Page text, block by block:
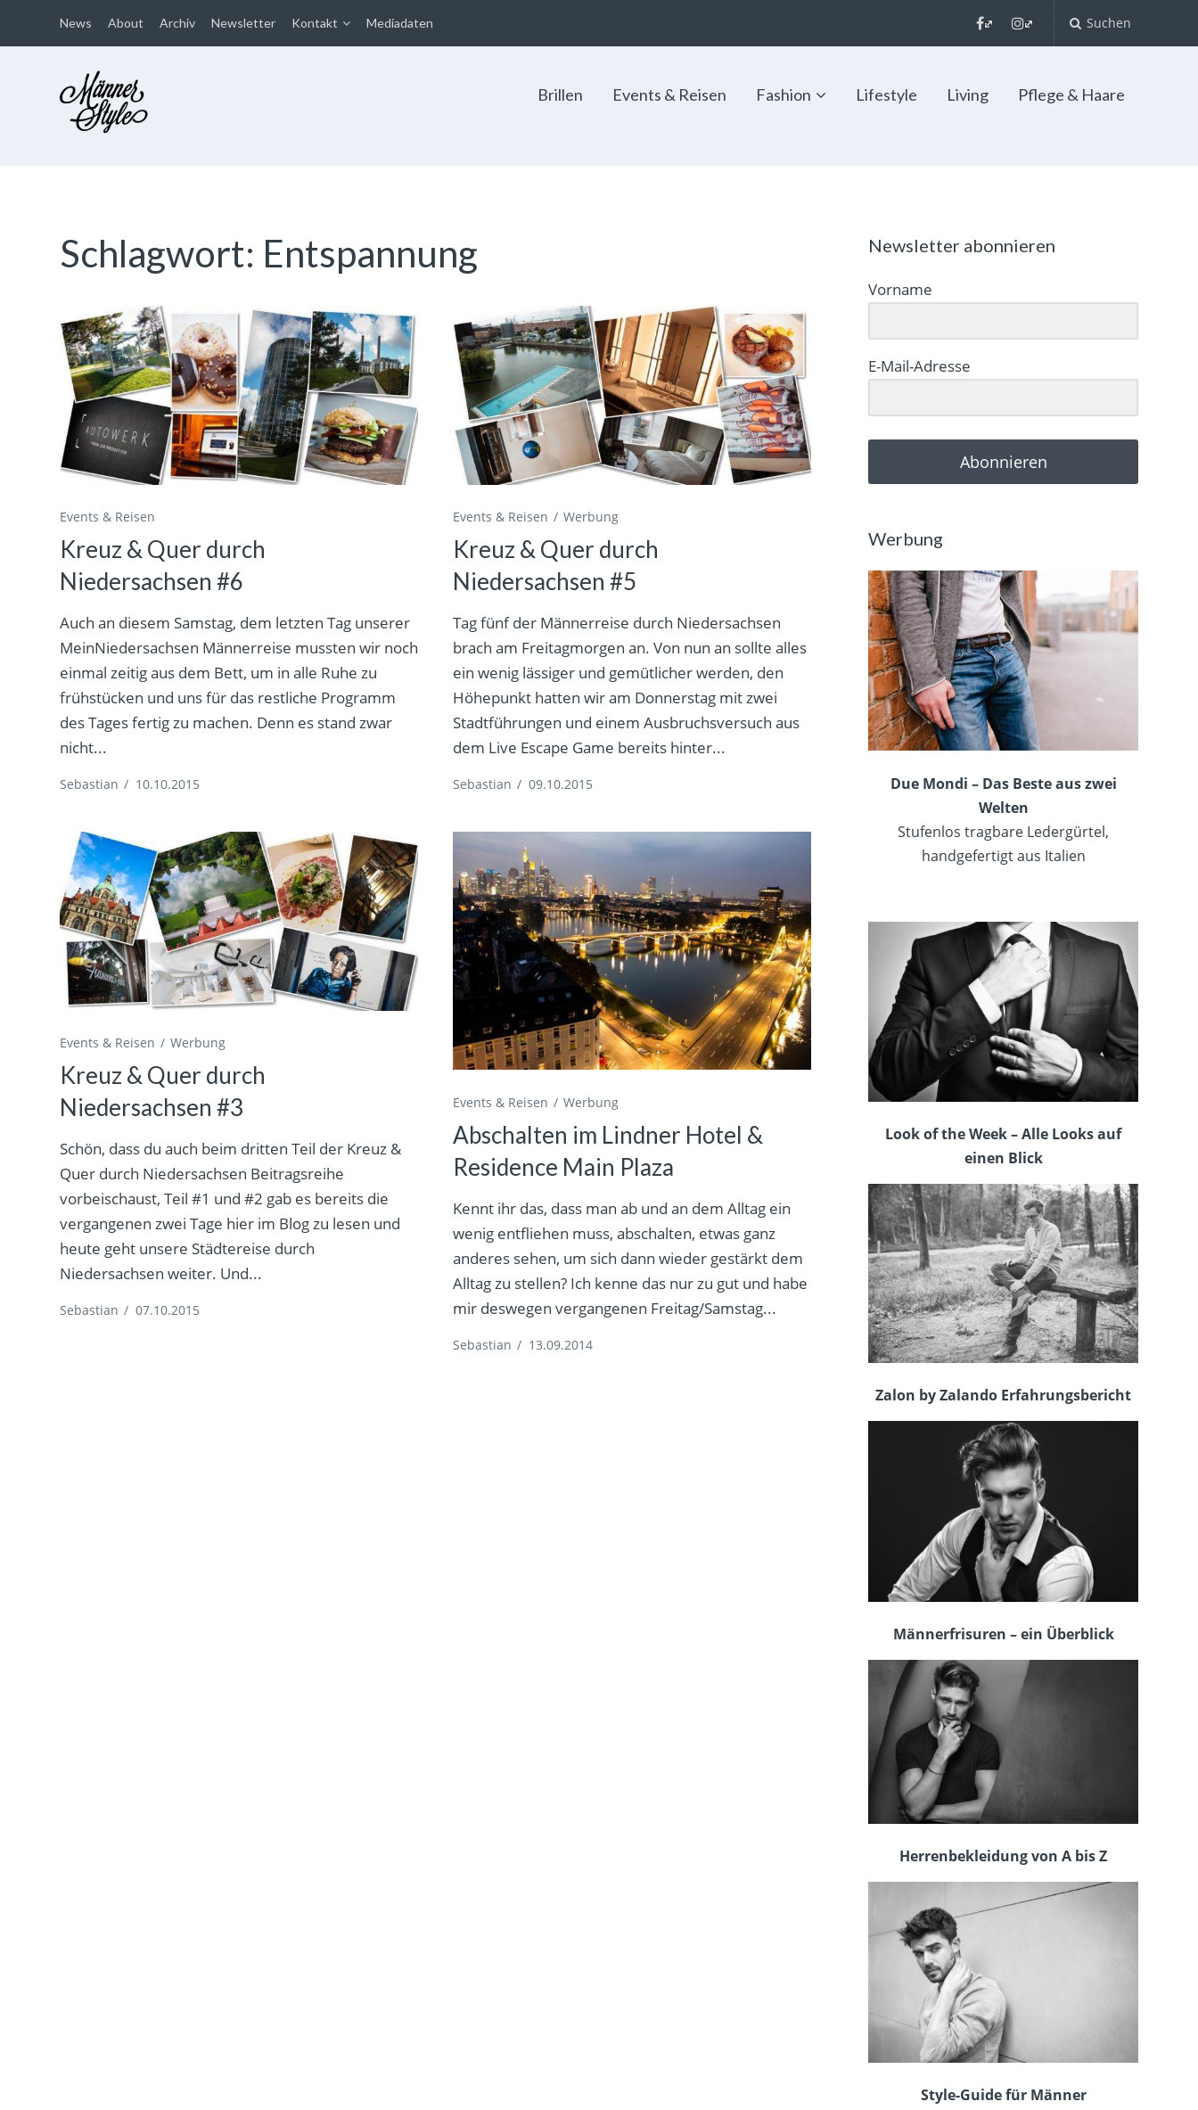
News About Archiv Newsletter Kontakt Mediadaten Suchen
Brillen Events & Reisen Fashion Lifestyle Living Pflege & Haare
Schlagwort: Entspannung
Events & Reisen
Kreuz & Quer durch
Niedersachsen #6
Auch an diesem Samstag, dem letzten Tag unserer
MeinNiedersachsen Männerreise mussten wir noch
einmal zeitig aus dem Bett, um in alle Ruhe zu
frühstücken und uns für das restliche Programm
des Tages fertig zu machen. Denn es stand zwar
nicht...
Sebastian / 10.10.2015
Events & Reisen Werbung
Kreuz & Quer durch
Niedersachsen #5
Tag fünf der Männerreise durch Niedersachsen
brach am Freitagmorgen an. Von nun an sollte alles
ein wenig lässiger und gemütlicher werden, den
Höhepunkt hatten wir am Donnerstag mit zwei
Stadtführungen und einem Ausbruchsversuch aus
dem Live Escape Game bereits hinter...
Sebastian / 09.10.2015
Events & Reisen Werbung
Kreuz & Quer durch
Niedersachsen #3
Schön, dass du auch beim dritten Teil der Kreuz &
Quer durch Niedersachsen Beitragsreihe
vorbeischaust, Teil #1 und #2 gab es bereits die
vergangenen zwei Tage hier im Blog zu lesen und
heute geht unsere Städtereise durch
Niedersachsen weiter. Und...
Sebastian / 07.10.2015
Events & Reisen Werbung
Abschalten im Lindner Hotel &
Residence Main Plaza
Kennt ihr das, dass man ab und an dem Alltag ein
wenig entfliehen muss, abschalten, etwas ganz
anderes sehen, um sich dann wieder gestärkt dem
Alltag zu stellen? Ich kenne das nur zu gut und habe
mir deswegen vergangenen Freitag/Samstag...
Sebastian / 13.09.2014
Newsletter abonnieren
Vorname
E-Mail-Adresse
Abonnieren
Werbung
Due Mondi – Das Beste aus zwei
Welten
Stufenlos tragbare Ledergürtel,
handgefertigt aus Italien
Look of the Week – Alle Looks auf
einen Blick
Zalon by Zalando Erfahrungsbericht
Männerfrisuren – ein Überblick
Herrenbekleidung von A bis Z
Style-Guide für Männer